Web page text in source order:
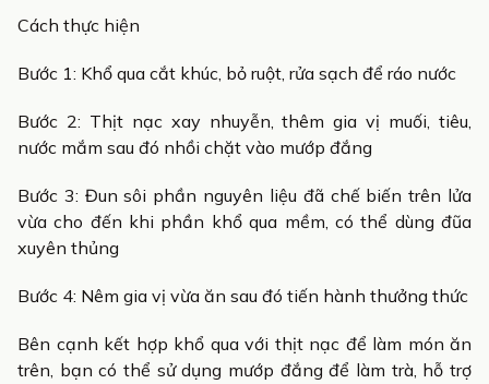
Cách thực hiện
Bước 1: Khổ qua cắt khúc, bỏ ruột, rửa sạch để ráo nước
Bước 2: Thịt nạc xay nhuyễn, thêm gia vị muối, tiêu,
nước mắm sau đó nhồi chặt vào mướp đắng
Bước 3: Đun sôi phần nguyên liệu đã chế biến trên lửa
vừa cho đến khi phần khổ qua mềm, có thể dùng đũa
xuyên thủng
Bước 4: Nêm gia vị vừa ăn sau đó tiến hành thưởng thức
Bên cạnh kết hợp khổ qua với thịt nạc để làm món ăn
trên, bạn có thể sử dụng mướp đắng để làm trà, hỗ trợ